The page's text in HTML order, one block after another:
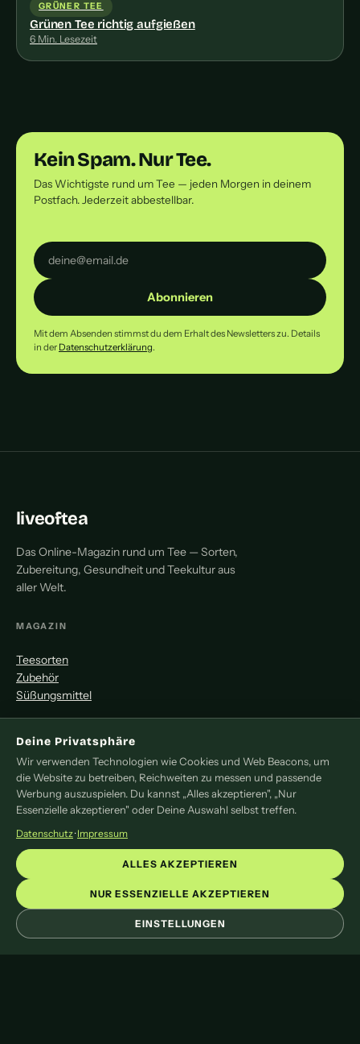
GRÜNER TEE
Grünen Tee richtig aufgießen
6 Min. Lesezeit
Kein Spam. Nur Tee.
Das Wichtigste rund um Tee — jeden Morgen in deinem
Postfach. Jederzeit abbestellbar.
Abonnieren
Mit dem Absenden stimmst du dem Erhalt des Newsletters zu. Details
in der Datenschutzerklärung.
liveoftea
Das Online-Magazin rund um Tee — Sorten,
Zubereitung, Gesundheit und Teekultur aus
aller Welt.
MAGAZIN
Teesorten
Zubehör
Süßungsmittel
MITMACHEN
Redaktion
Pressemitteilung
Newsletter
LEGAL
Impressum
Datenschutz
Cookie-Einstellungen
Deine Privatsphäre
Wir verwenden Technologien wie Cookies und Web Beacons, um
die Website zu betreiben, Reichweiten zu messen und passende
Werbung auszuspielen. Du kannst „Alles akzeptieren", „Nur
Essenzielle akzeptieren" oder Deine Auswahl selbst treffen.
Datenschutz·Impressum
EINSTELLUNGEN
NUR ESSENZIELLE AKZEPTIEREN
ALLES AKZEPTIEREN